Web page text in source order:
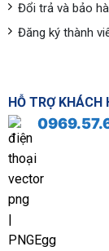
Đổi trả và bảo
Đăng ký thành
HỖ TRỢ KHÁCH